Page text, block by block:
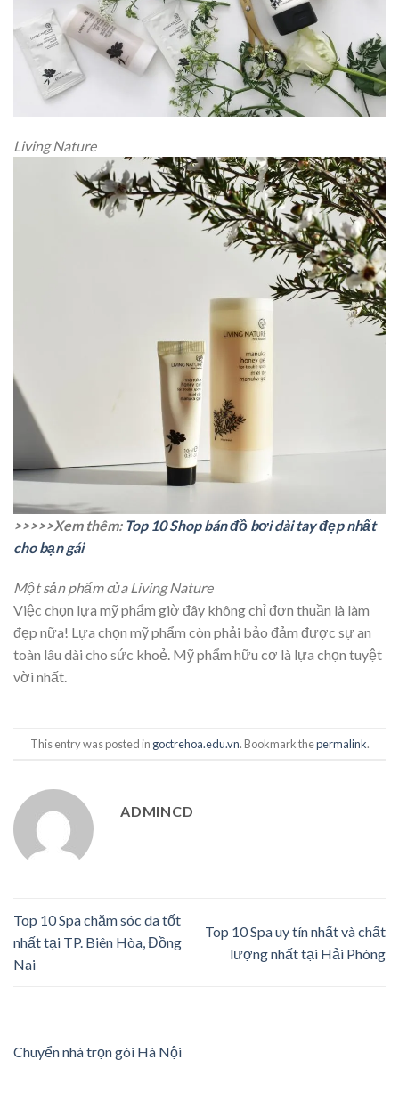
Living Nature
>>>>>Xem thêm: Top 10 Shop bán đồ bơi dài tay đẹp nhất
cho bạn gái
Một sản phẩm của Living Nature
Việc chọn lựa mỹ phẩm giờ đây không chỉ đơn thuần là làm
đẹp nữa! Lựa chọn mỹ phẩm còn phải bảo đảm được sự an
toàn lâu dài cho sức khoẻ. Mỹ phẩm hữu cơ là lựa chọn tuyệt
vời nhất.
This entry was posted in goctrehoa.edu.vn. Bookmark thepermalink.
ADMINCD
Top 10 Spa chăm sóc da tốt
nhất tại TP. Biên Hòa, Đồng
Nai
Top 10 Spa uy tín nhất và chất
lượng nhất tại Hải Phòng
Chuyển nhà trọn gói Hà Nội